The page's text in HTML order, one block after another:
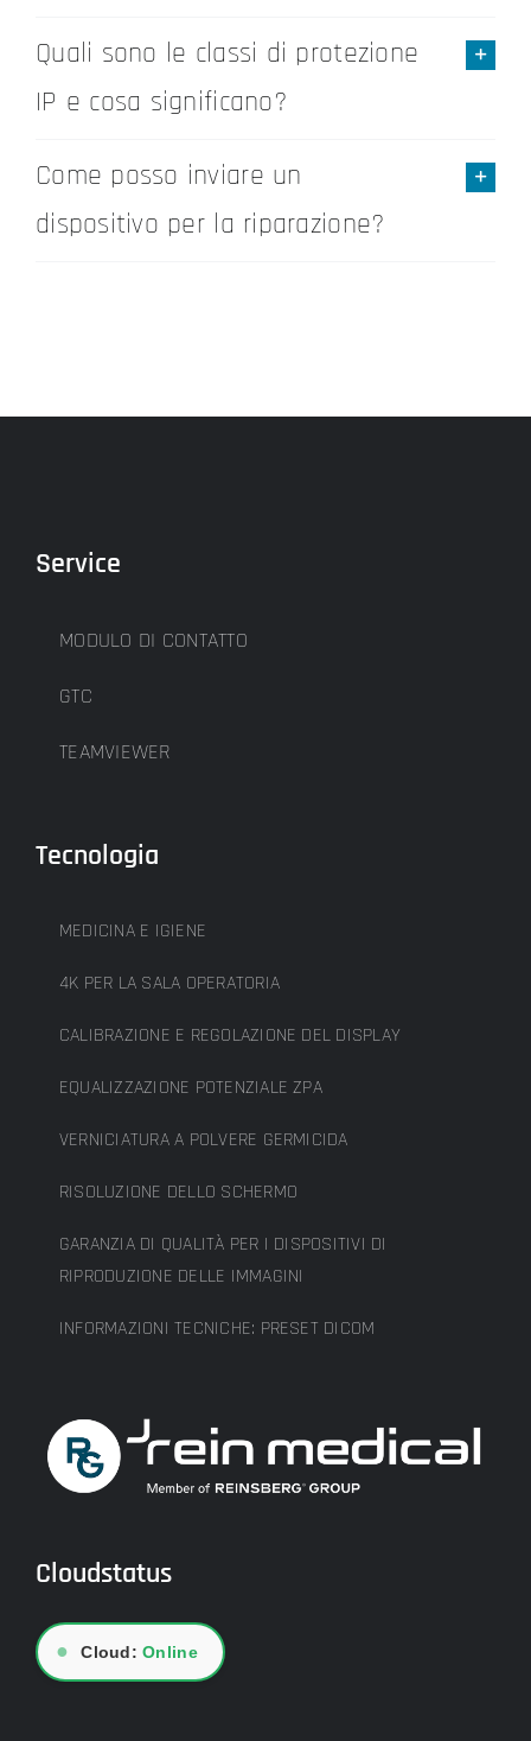
Quali sono le classi di protezione
IP e cosa significano?
Come posso inviare un
dispositivo per la riparazione?
Service
MODULO DI CONTATTO
GTC
TEAMVIEWER
Tecnologia
MEDICINA E IGIENE
4K PER LA SALA OPERATORIA
CALIBRAZIONE E REGOLAZIONE DEL DISPLAY
EQUALIZZAZIONE POTENZIALE ZPA
VERNICIATURA A POLVERE GERMICIDA
RISOLUZIONE DELLO SCHERMO
GARANZIA DI QUALITÀ PER I DISPOSITIVI DI
RIPRODUZIONE DELLE IMMAGINI
INFORMAZIONI TECNICHE: PRESET DICOM
Cloudstatus
● Cloud:Online